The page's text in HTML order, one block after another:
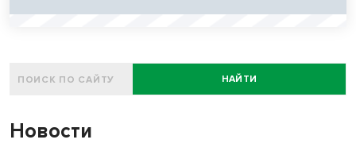
НАЙТИ
Новости